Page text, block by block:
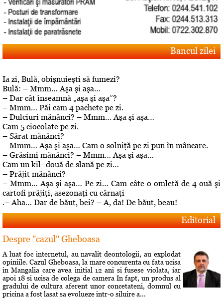
Bancul zilei
Ia zi, Bulă, obişnuieşti să fumezi?
Bulă: – Mmm… Aşa şi aşa…
– Dar cât înseamnă „aşa şi aşa”?
– Mmm… Păi cam 4 pachete pe zi.
– Dulciuri mănânci? – Mmm… Aşa şi aşa…
Cam 5 ciocolate pe zi.
– Sărat mănânci?
– Mmm… Aşa şi aşa… Cam o solniţă pe zi pun în mâncare.
– Grăsimi mănânci? – Mmm… Aşa şi aşa…
Cam un kil- două de slană pe zi…
– Prăjit mănânci?
– Mmm… Aşa şi aşa… Pe zi… Cam câte o omletă de 4 ouă şi
cartofi prăjiţi, asezonaţi cu cârnaţi
.– Aha… Dar de băut, bei? – A, da! De băut, beau!
Editorial
Despre "cazul" Gheboasa
A luat foc internetul, au navalit deontologii, au explodat
opiniile. Cazul Gheboasa, la mare concurenta cu fata ucisa
in Mangalia care avea initial 12 ani si fusese violata, iar
apoi 18 si ucisa de colega de camera In fapt, un produs al
gradului de cultura aferent unor concetateni, domnul cu
pricina a fost lasat sa evolueze intr-o siluire a...